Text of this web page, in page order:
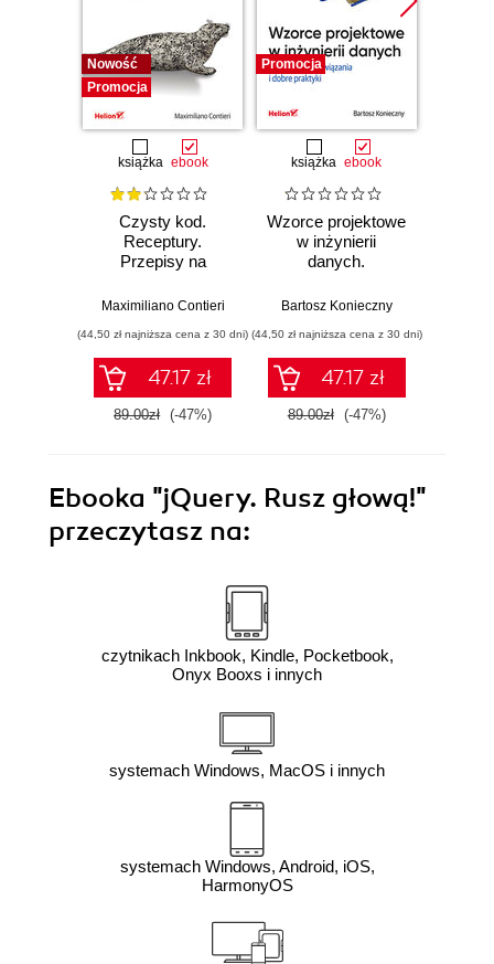
Nowość
Promocja
książka ebook
Czysty kod.
Receptury.
Przepisy na
struktury i jakości
Maximiliano Contieri
(44,50 zł najniższa cena z 30 dni)
47.17 zł
89.00zł (-47%)
Promocja
książka ebook
Wzorce projektowe
w inżynierii
danych.
rozwiązania i dobre
Bartosz Konieczny
(44,50 zł najniższa cena z 30 dni)
47.17 zł
89.00zł (-47%)
Ebooka "jQuery. Rusz głową!"
przeczytasz na:
czytnikach Inkbook, Kindle, Pocketbook,
Onyx Booxs i innych
systemach Windows, MacOS i innych
systemach Windows, Android, iOS,
HarmonyOS